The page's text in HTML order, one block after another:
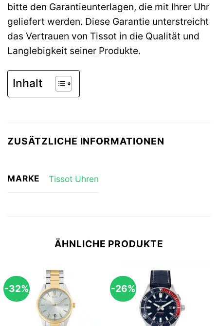
bitte den Garantieunterlagen, die mit Ihrer Uhr
geliefert werden. Diese Garantie unterstreicht
das Vertrauen von Tissot in die Qualität und
Langlebigkeit seiner Produkte.
Inhalt
ZUSÄTZLICHE INFORMATIONEN
MARKE Tissot Uhren
ÄHNLICHE PRODUKTE
-32% -26%